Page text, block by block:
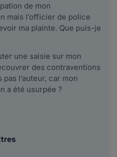
de mon
mais l’officier de police
ma plainte. Que puis-je
une saisie sur mon
des contraventions
l’auteur, car mon
a été usurpée ?